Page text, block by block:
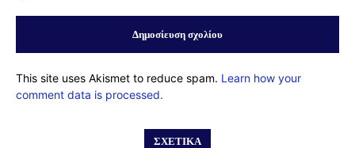
This site uses Akismet to reduce spam. Learn how your
comment data is processed.
ΣΧΕΤΙΚΆ